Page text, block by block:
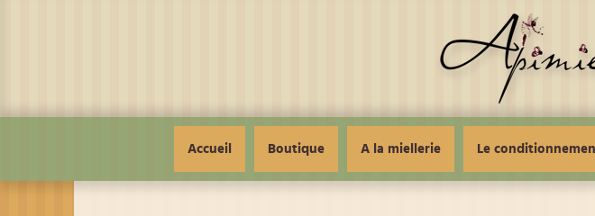
Accueil Boutique A la miellerie Le